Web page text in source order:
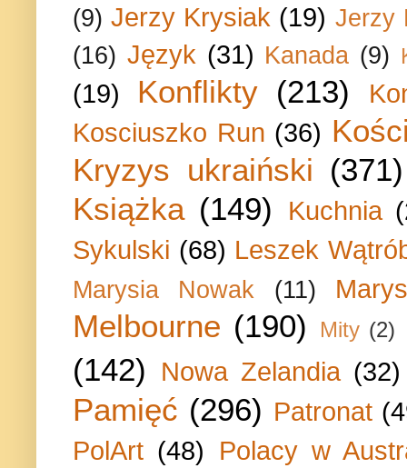
(9) Jerzy Krysiak (19) Jerzy
(16) Język (31) Kanada (9)
(19) Konflikty (213)
Kosciuszko Run (36)
Kryzys ukraiński (371)
Książka (149) Kuchnia
Sykulski (68) Leszek
Marysia Nowak (11)
Melbourne (190) Mity (2)
(142) Nowa Zelandia (32)
Pamięć (296) Patronat
PolArt (48) Polacy w